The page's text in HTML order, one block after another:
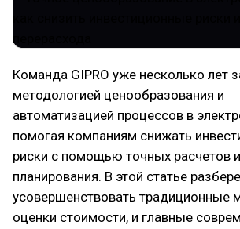
Команда GIPRO уже несколько лет
методологией ценообразования и
автоматизацией процессов в
помогая компаниям снижать
риски с помощью точных расчетов и
планирования. В этой статье
усовершенствовать традиционные
оценки стоимости, и главные